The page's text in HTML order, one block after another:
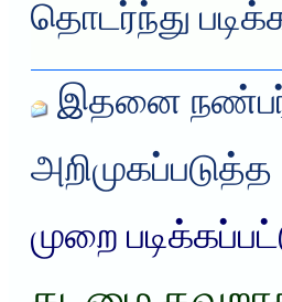
தொடர்ந்து
இதனை
அறிமுகப்படுத்த
முறை